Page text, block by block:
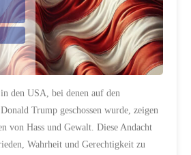
den USA, bei denen auf den
Trump geschossen wurde, zeigen
von Hass und Gewalt. Diese Andacht
Wahrheit und Gerechtigkeit zu